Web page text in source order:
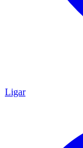
Ligar